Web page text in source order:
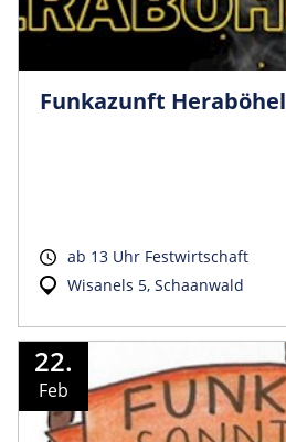
Funkazunft Heraböhel
ab 13 Uhr Festwirtschaft
Wisanels 5, Schaanwald
22.
Feb